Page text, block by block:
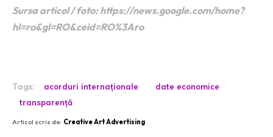
Sursa articol / foto: https://news.google.com/home?
hl=ro&gl=RO&ceid=RO%3Aro
Tags: acorduri internaționale
date economice
transparență
Articol scris de: Creative Art Advertising